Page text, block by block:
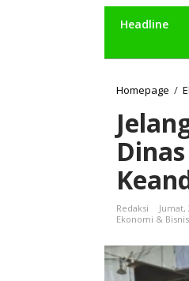
Headline
Homepage /
Redaksi
Jumat,
Ekonomi & Bisnis